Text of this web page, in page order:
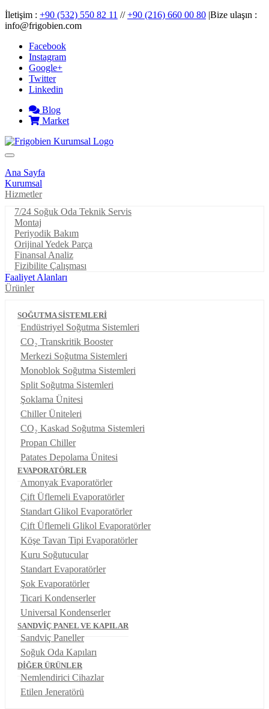
İletişim : +90 (532) 550 82 11 //+90 (216) 660 00 80 |Bize ulaşın :
info@frigobien.com
Facebook
Instagram
Google+
Twitter
Linkedin
Blog
Market
Ana Sayfa
Kurumsal
Hizmetler
7/24 Soğuk Oda Teknik Servis
Montaj
Periyodik Bakım
Orijinal Yedek Parça
Finansal Analiz
Fizibilite Çalışması
Faaliyet Alanları
Ürünler
SOĞUTMA SİSTEMLERİ
Endüstriyel Soğutma Sistemleri
CO₂ Transkritik Booster
Merkezi Soğutma Sistemleri
Monoblok Soğutma Sistemleri
Split Soğutma Sistemleri
Şoklama Ünitesi
Chiller Üniteleri
CO₂ Kaskad Soğutma Sistemleri
Propan Chiller
Patates Depolama Ünitesi
EVAPORATÖRLER
Amonyak Evaporatörler
Çift Üflemeli Evaporatörler
Standart Glikol Evaporatörler
Çift Üflemeli Glikol Evaporatörler
Köşe Tavan Tipi Evaporatörler
Kuru Soğutucular
Standart Evaporatörler
Şok Evaporatörler
Ticari Kondenserler
Universal Kondenserler
SANDVİÇ PANEL VE KAPILAR
Sandviç Paneller
Soğuk Oda Kapıları
DİĞER ÜRÜNLER
Nemlendirici Cihazlar
Etilen Jeneratörü